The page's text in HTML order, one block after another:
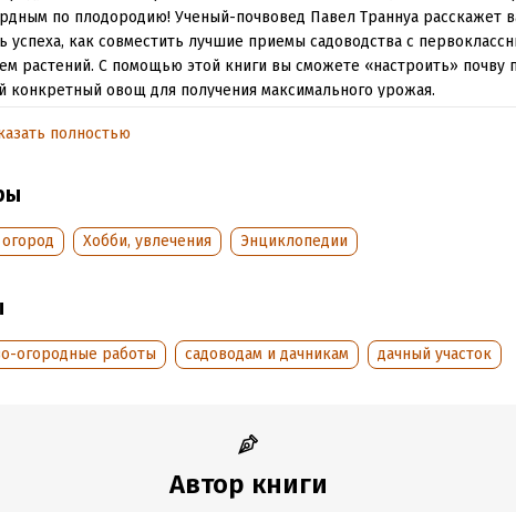
по плодородию! Ученый-почвовед Павел Траннуа расскажет
успеха, как совместить лучшие приемы садоводства с
растений. С помощью этой книги вы сможете «настроить» почву
конкретный овощ для получения максимального урожая.
411375
2020
Время на чтение:
полностью
Хобби, увлечения Энциклопедии
огородные работы садоводам и дачникам дачный участок
Автор книги